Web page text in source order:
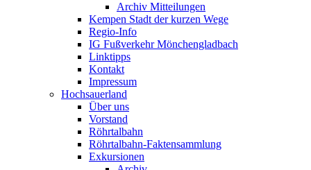
Archiv Mitteilungen
Kempen Stadt der kurzen Wege
Regio-Info
IG Fußverkehr Mönchengladbach
Linktipps
Kontakt
Impressum
Hochsauerland
Über uns
Vorstand
Röhrtalbahn
Röhrtalbahn-Faktensammlung
Exkursionen